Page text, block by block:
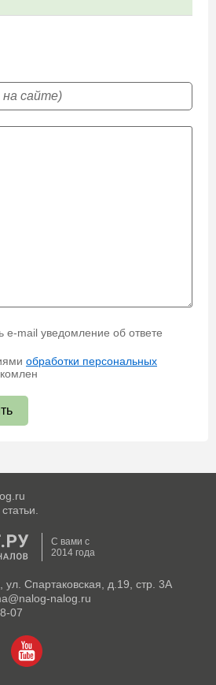
e-mail уведомление об ответе
обработки персональных
С вами с
2014 года
ул. Спартаковская, д.19, стр. 3А
nalog.ru
07